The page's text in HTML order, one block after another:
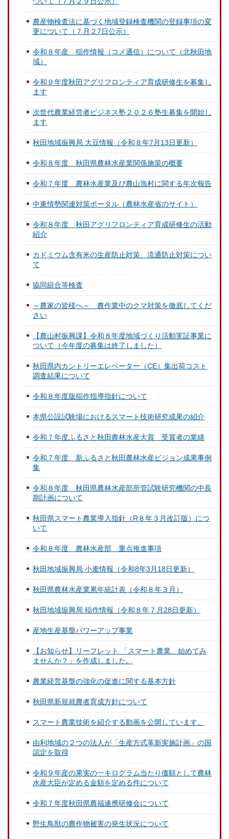
農産物検査法に基づく地域登録検査機関の登録事項の変
更について（７月２7日公示）
令和８年産 稲作情報（コメ通信）について（北秋田地
域）
令和９年度秋田アグリフロンティア育成研修生を募集し
ます
次世代農業経営者ビジネス塾２０２６塾生募集を開始し
ます
秋田地域振興局 大豆情報（令和８年7月13日更新）
令和８年度 秋田県農林水産業関係施策の概要
令和７年度 農林水産業及び農山漁村に関する年次報告
中東情勢関連対策ポータル（農林水産省のサイト）
令和８年度 秋田アグリフロンティア育成研修生の活動
紹介
カドミウム含有米の生産防止対策、流通防止対策につい
て
協同組合等検査
～農家の皆様へ～ 農作業中のクマ対策を徹底してくだ
さい
【農山村振興課】令和８年度地域づくり活動実証事業に
ついて（今年度の募集は終了しました）
秋田県内カントリーエレベーター（CE）集出荷コスト
調査結果について
令和８年度版稲作指導指針について
本県公設試験場におけるスマート技術研究成果の紹介
令和７年度ふるさと秋田農林水産大賞 受賞者の業績
令和７年度 新ふるさと秋田農林水産ビジョン成果事例
集
令和８年度 秋田県農林水産部所管試験研究機関の中長
期計画について
秋田県スマート農業導入指針（R８年３月改訂版）につ
いて
令和８年度 農林水産部 重点推進事項
秋田地域振興局 小麦情報（令和8年3月18日更新）
秋田県農林水産業累年統計表（令和８年３月）
秋田地域振興局 稲作情報（令和８年７月28日更新）
産地生産基盤パワーアップ事業
【お知らせ】リーフレット 「スマート農業、始めてみ
ませんか？」を作成しました。
農業経営基盤の強化の促進に関する基本方針
秋田県新規就農者育成方針について
スマート農業技術を紹介する動画を公開しています。
由利地域の２つの法人が「生産方式革新実施計画」の国
認定を取得
令和９年産の果実の一キログラム当たり価額として農林
水産大臣が定める金額を定める件について
令和７年度秋田県農福連携研修会について
野生鳥獣の農作物被害の発生状況について